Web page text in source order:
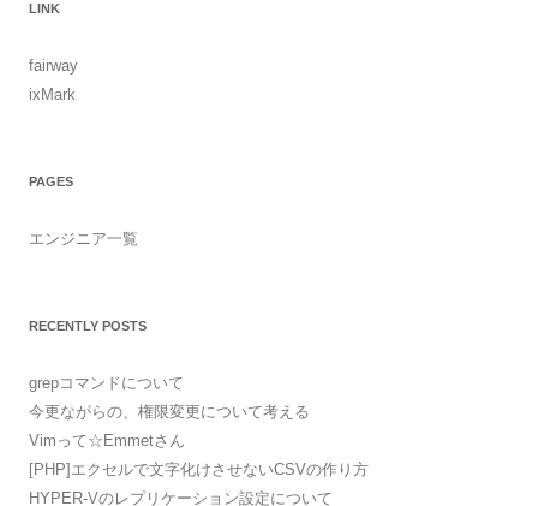
LINK
fairway
ixMark
PAGES
エンジニア一覧
RECENTLY POSTS
grepコマンドについて
今更ながらの、権限変更について考える
Vimって☆Emmetさん
[PHP]エクセルで文字化けさせないCSVの作り方
HYPER-Vのレプリケーション設定について